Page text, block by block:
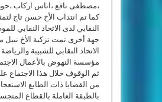
،مصطفى نافع ،اناس اركاب
كما تم انتداب الأخ حسن تاج
النقابي لدى الاتحاد النقابي
جهة أخرى تمت تزكية الأخ نبيل
الاتحاد النقابي للشبيبة
مؤسسة النهوض بالأعمال
ثم الوقوف خلال هذا الاجتماع
من القضايا ذات الطابع
بالطبقة العاملة بالقطاع